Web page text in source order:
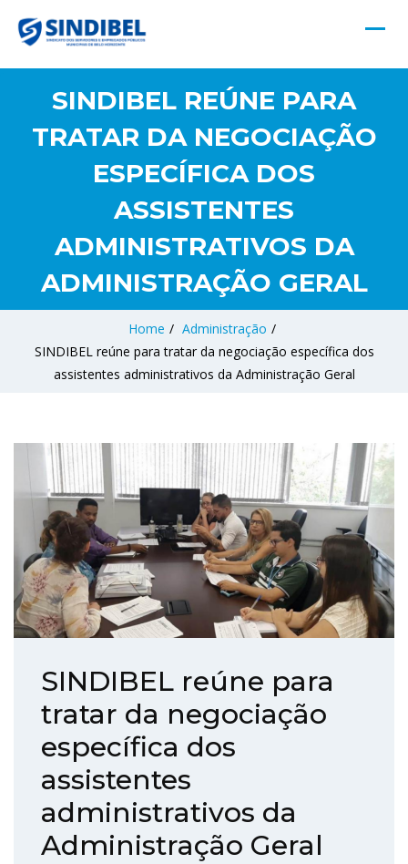
SINDIBEL REÚNE PARA
TRATAR DA NEGOCIAÇÃO
ESPECÍFICA DOS
ASSISTENTES
ADMINISTRATIVOS DA
ADMINISTRAÇÃO GERAL
Home / Administração /
SINDIBEL reúne para tratar da negociação específica dos
assistentes administrativos da Administração Geral
SINDIBEL reúne para
tratar da negociação
específica dos
assistentes
administrativos da
Administração Geral